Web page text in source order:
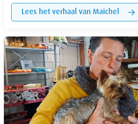
Lees het verhaal van Maichel